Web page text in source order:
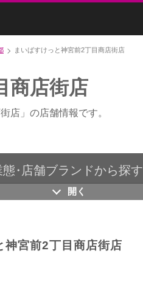
まいばすけっと神宮前2丁目商店街店
商店街店
店」の店舗情報です。
態・ 店舗ブランドから探す
開く
神宮前2丁目商店街店